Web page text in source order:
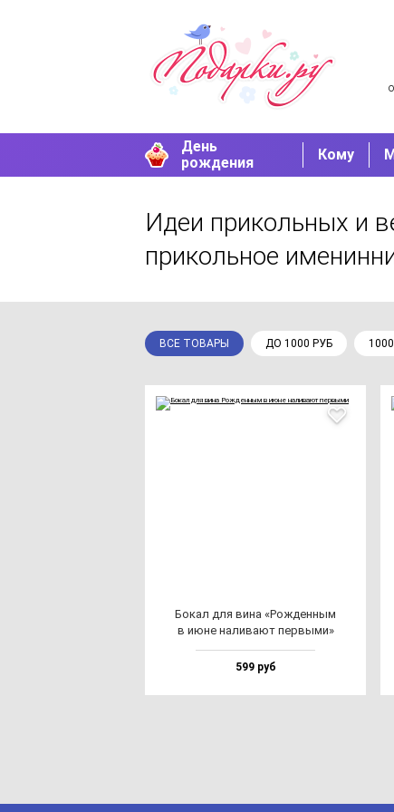
День
рождения
Кому
Идеи прикольных и
прикольное
ВСЕ ТОВАРЫ ДО 1000 РУБ
Бокал для ви­на «Рож­ден­ным
в июне на­ли­ва­ют пер­вы­ми»
599 руб